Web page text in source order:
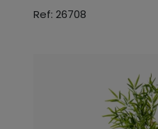
Ref: 26708